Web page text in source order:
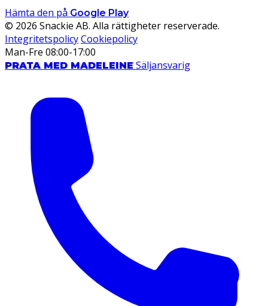
Hämta den på Google Play
© 2026 Snackie AB. Alla rättigheter reserverade.
IntegritetspolicyCookiepolicy
Man-Fre 08:00-17:00
PRATA MED MADELEINE Säljansvarig